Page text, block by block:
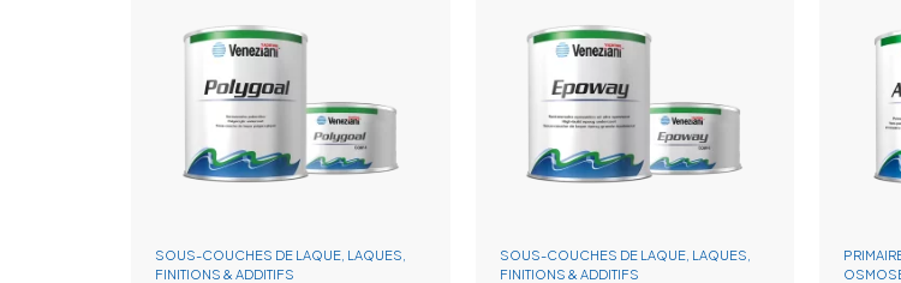
SOUS-COUCHES DE LAQUE, LAQUES,
FINITIONS & ADDITIFS
SOUS-COUCHES DE LAQUE, LAQUES,
FINITIONS & ADDITIFS